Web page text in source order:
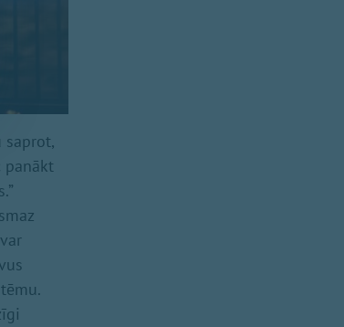
saprot,
panākt